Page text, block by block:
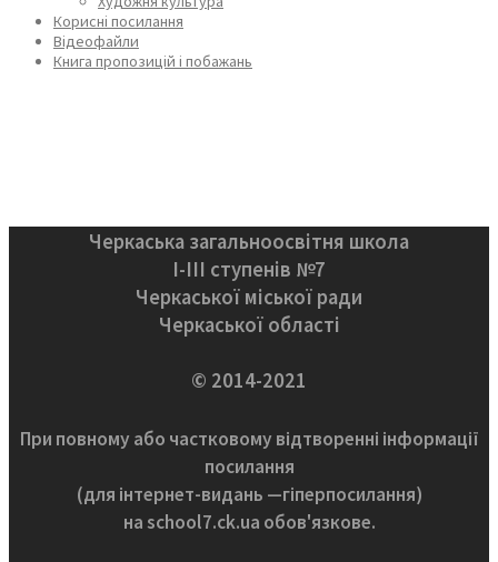
Корисні посилання
Відеофайли
Книга пропозицій і побажань
Черкаська загальноосвітня школа
І-ІІІ ступенів №7
Черкаської міської ради
Черкаської області
© 2014-2021
При повному або частковому відтворенні інформації
посилання
(для інтернет-видань —гіперпосилання)
на school7.ck.ua обов'язкове.